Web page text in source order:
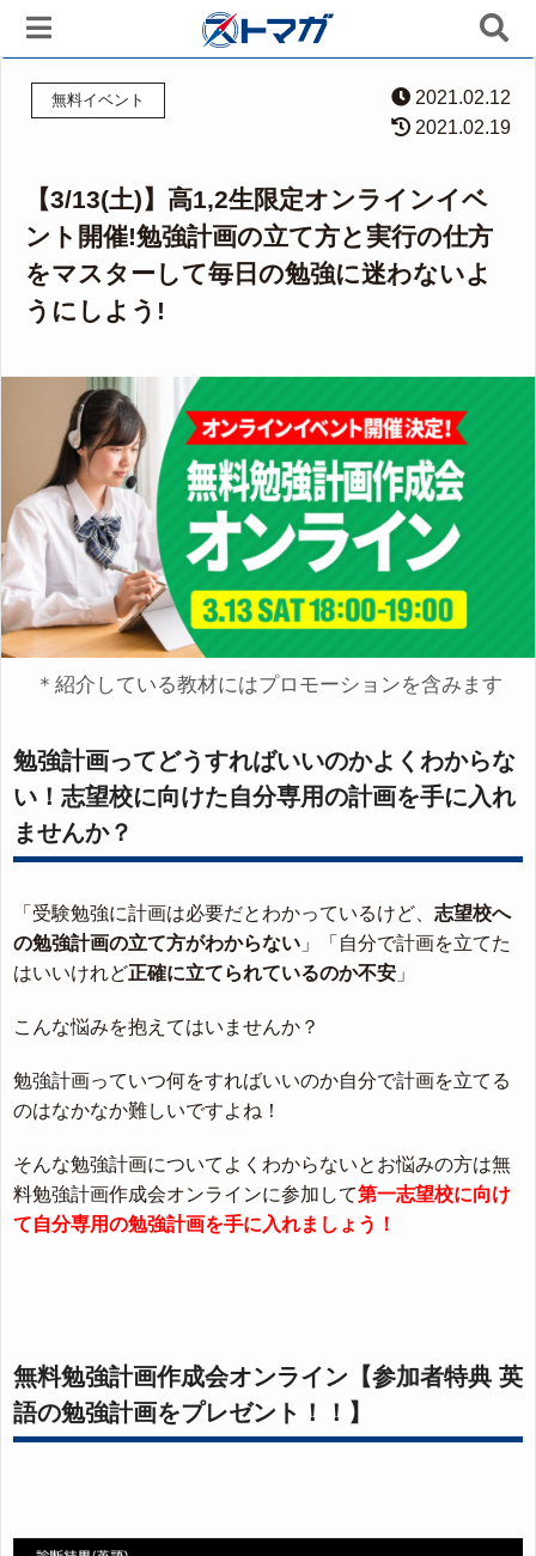
無料イベント
2021.02.12
2021.02.19
【3/13(土)】高1,2生限定オンラインイベ
ント開催!勉強計画の立て方と実行の仕方
をマスターして毎日の勉強に迷わないよ
うにしよう!
＊紹介している教材にはプロモーションを含みます
勉強計画ってどうすればいいのかよくわからな
い！志望校に向けた自分専用の計画を手に入れ
ませんか？
「受験勉強に計画は必要だとわかっているけど、 志望校へ
の勉強計画の立て方がわからない 」「自分で計画を立てた
はいいけれど正確に立てられているのか不安 」
こんな悩みを抱えてはいませんか？
勉強計画っていつ何をすればいいのか自分で計画を立てる
のはなかなか難しいですよね！
そんな勉強計画についてよくわからないとお悩みの方は無
料勉強計画作成会オンラインに参加して第一志望校に向け
て自分専用の勉強計画を手に入れましょう！
無料勉強計画作成会オンライン【参加者特典 英
語の勉強計画をプレゼント！！】